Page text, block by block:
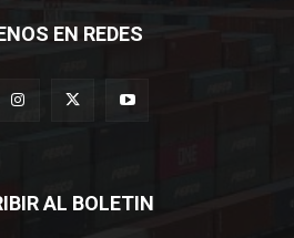
EN REDES
AL BOLETIN